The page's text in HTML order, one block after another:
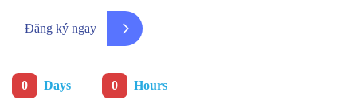
Đăng ký ngay
0 Days 0 Hours